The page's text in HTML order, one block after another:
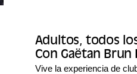
Adultos, todos
Con Gaëtan
Vive la experiencia de